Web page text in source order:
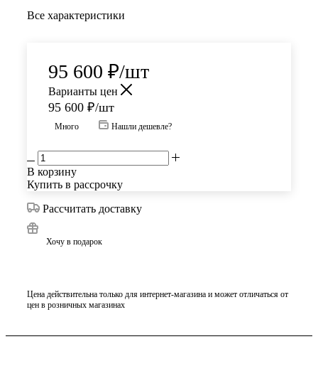
Все характеристики
95 600 ₽/шт
Варианты цен
95 600 ₽/шт
Много Нашли дешевле?
В корзину
Купить в рассрочку
Рассчитать доставку
Хочу в подарок
Цена действительна только для интернет-магазина и может отличаться от
цен в розничных магазинах